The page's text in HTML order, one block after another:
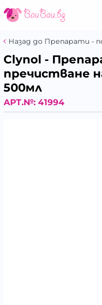
Назад до Препарати -
Clynol -
пречистване
500мл
АРТ.№: 41994